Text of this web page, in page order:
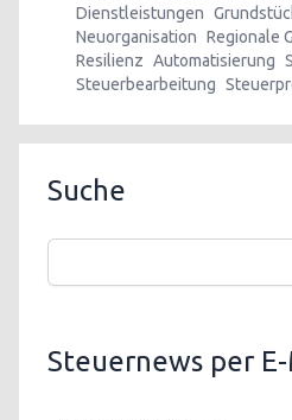
Dienstleistungen
Neuorganisation Regionale
Resilienz Automatisierung
Steuerbearbeitung
Suche
Steuernews per